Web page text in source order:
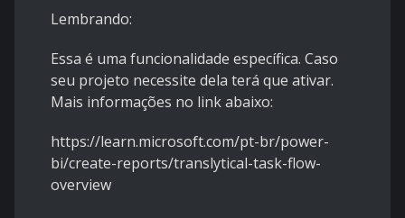
Lembrando:
Essa é uma funcionalidade específica. Caso
seu projeto necessite dela terá que ativar.
Mais informações no link abaixo:
https://learn.microsoft.com/pt-br/power-
bi/create-reports/translytical-task-flow-
overview